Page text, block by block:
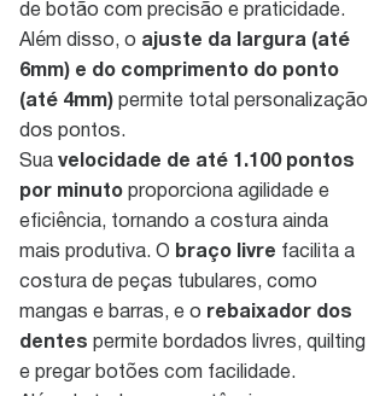
de botão com precisão e praticidade.
Além disso, o ajuste da largura (até
6mm) e do comprimento do ponto
(até 4mm) permite total personalização
dos pontos.
Sua velocidade de até 1.100 pontos
por minuto proporciona agilidade e
eficiência, tornando a costura ainda
mais produtiva. O braço livre facilita a
costura de peças tubulares, como
mangas e barras, e o rebaixador dos
dentes permite bordados livres, quilting
e pregar botões com facilidade.